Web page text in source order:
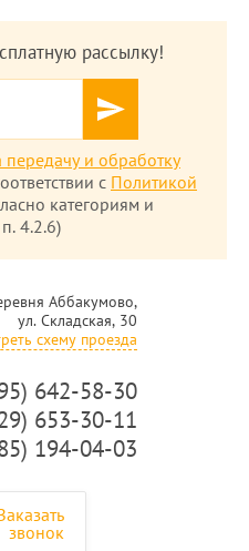
рассылку!
передачу и обработку
с Политикой
категориям и
4.2.6)
Аббакумово,
ул. Складская, 30
схему проезда
642-58-30
653-30-11
194-04-03
звонок